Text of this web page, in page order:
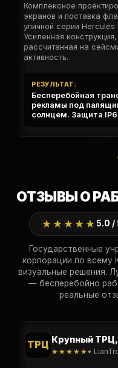
Комплексное
экранов и поставка
уличной серии Hercules
Усиленная конструкция,
рассчитанная на
активность.
РЕЗУЛЬТАТ:
Бесперебойная
рекламы под
солнцем. Защита
ОТЗЫВЫ О
★★★★★ 5.0 /
Государственные
корпорации по всему
визуальные решения.
— бесперебойно
реальные
ТРЦ Крупный
★★★★★ •